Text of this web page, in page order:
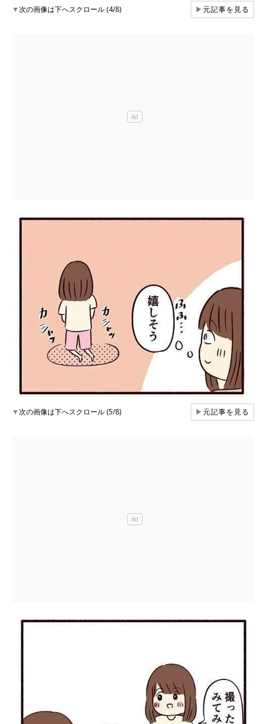
▼次の画像は下へスクロール (4/8) ▶元記事を見る
▼次の画像は下へスクロール (5/8) ▶元記事を見る